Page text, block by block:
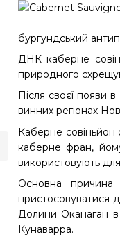
бургундський
ДНК каберне
природного
Після своєї появи
винних регіонах
Каберне совіньйон
каберне фран,
використовують
Основна причина
пристосовуватися
Долини Оканаган в
Кунаварра.